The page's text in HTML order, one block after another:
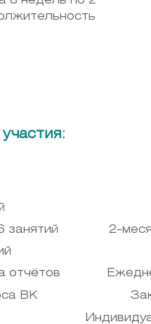
занятий 2-
отчётов
ВК